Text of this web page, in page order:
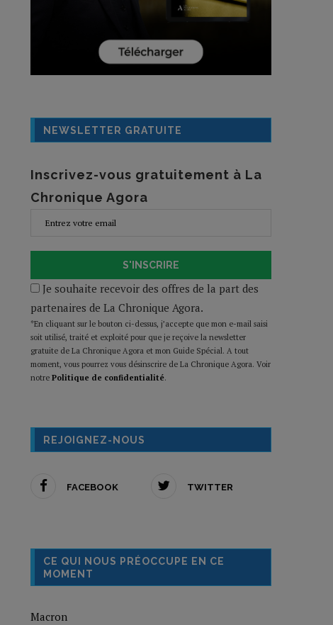
NEWSLETTER GRATUITE
Inscrivez-vous gratuitement à La
Chronique Agora
S'INSCRIRE
Je souhaite recevoir des offres de la part des
partenaires de La Chronique Agora.
*En cliquant sur le bouton ci-dessus, j’accepte que mon e-mail saisi
soit utilisé, traité et exploité pour que je reçoive la newsletter
gratuite de La Chronique Agora et mon Guide Spécial. A tout
moment, vous pourrez vous désinscrire de La Chronique Agora. Voir
notre Politique de confidentialité.
REJOIGNEZ-NOUS
FACEBOOK TWITTER
CE QUI NOUS PRÉOCCUPE EN CE
MOMENT
Macron